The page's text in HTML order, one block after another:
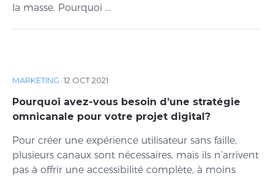
la masse. Pourquoi ...
MARKETING ·12 OCT 2021
Pourquoi avez-vous besoin d’une stratégie
omnicanale pour votre projet digital?
Pour créer une expérience utilisateur sans faille,
plusieurs canaux sont nécessaires, mais ils n’arrivent
pas à offrir une accessibilité complète, à moins